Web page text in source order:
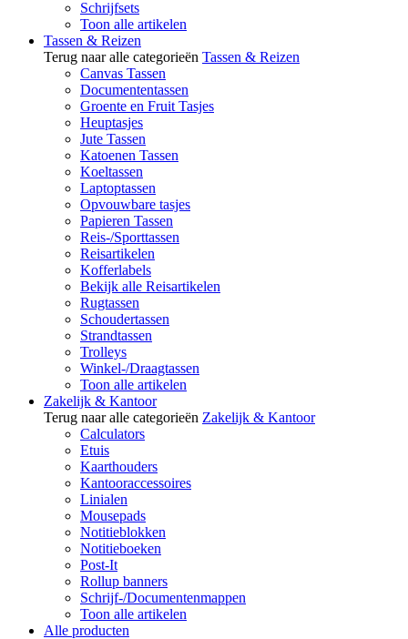
Schrijfsets
Toon alle artikelen
Tassen & Reizen
Terug naar alle categorieën Tassen & Reizen
Canvas Tassen
Documententassen
Groente en Fruit Tasjes
Heuptasjes
Jute Tassen
Katoenen Tassen
Koeltassen
Laptoptassen
Opvouwbare tasjes
Papieren Tassen
Reis-/Sporttassen
Reisartikelen
Kofferlabels
Bekijk alle Reisartikelen
Rugtassen
Schoudertassen
Strandtassen
Trolleys
Winkel-/Draagtassen
Toon alle artikelen
Zakelijk & Kantoor
Terug naar alle categorieën Zakelijk & Kantoor
Calculators
Etuis
Kaarthouders
Kantooraccessoires
Linialen
Mousepads
Notitieblokken
Notitieboeken
Post-It
Rollup banners
Schrijf-/Documentenmappen
Toon alle artikelen
Alle producten